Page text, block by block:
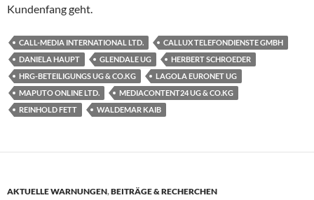
Kundenfang geht.
CALL-MEDIA INTERNATIONAL LTD.
CALLUX TELEFONDIENSTE GMBH
DANIELA HAUPT
GLENDALE UG
HERBERT SCHROEDER
HRG-BETEILIGUNGS UG & CO.KG
LAGOLA EURONET UG
MAPUTO ONLINE LTD.
MEDIACONTENT24 UG & CO.KG
REINHOLD FETT
WALDEMAR KAIB
AKTUELLE WARNUNGEN,BEITRÄGE & RECHERCHEN